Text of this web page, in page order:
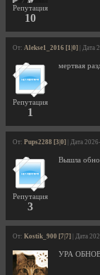
Репутация
10
От: Alekse1_2016 [1|0] | Дата
Репутация
1
мертвая
От: Pups2288 [3|0] | Дата
Репутация
3
Вышла
От: Kostik_900 [7|7] | Дата
УРА